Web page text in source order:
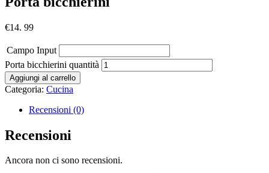
€14. 99
Campo Input
Porta bicchierini quantità
Aggiungi al carrello
Categoria: Cucina
Recensioni (0)
Recensioni
Ancora non ci sono recensioni.